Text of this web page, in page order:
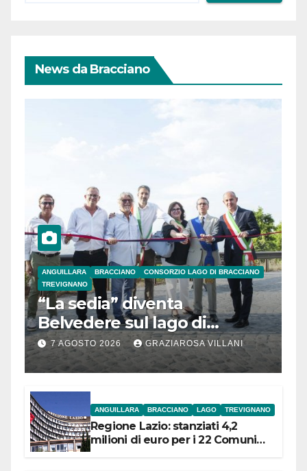
News da Bracciano
ANGUILLARA BRACCIANO
CONSORZIO LAGO DI BRACCIANO
TREVIGNANO
“La sedia” diventa
Belvedere sul lago di
Bracciano: ieri
l’inaugurazione
7 AGOSTO 2026 GRAZIAROSA VILLANI
ANGUILLARA BRACCIANO LAGO TREVIGNANO
Regione Lazio: stanziati 4,2
milioni di euro per i 22 Comuni